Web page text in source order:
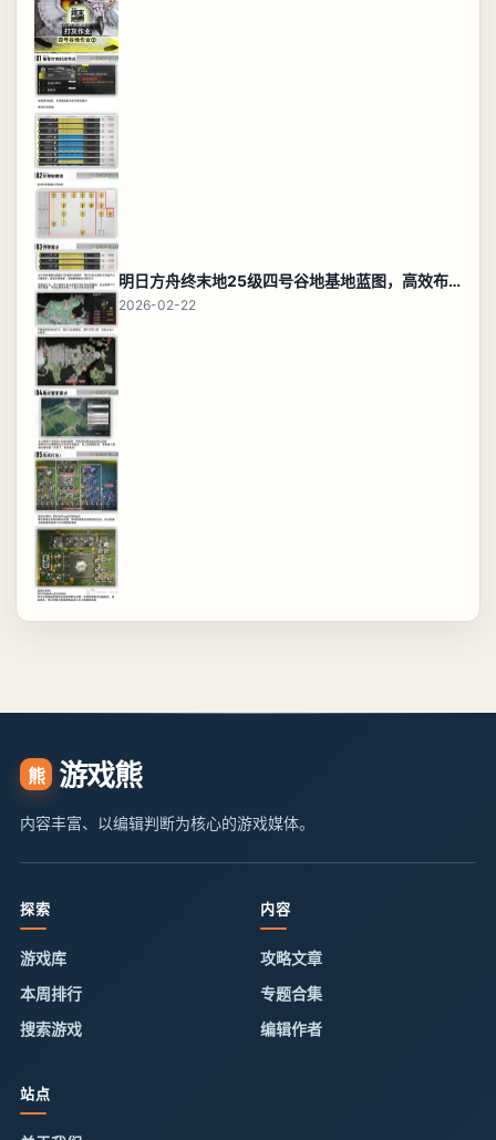
明日方舟终末地25级四号谷地基地蓝图，高效布局规划
2026-02-22
熊 游戏熊
内容丰富、以编辑判断为核心的游戏媒体。
探索
游戏库
本周排行
搜索游戏
内容
攻略文章
专题合集
编辑作者
站点